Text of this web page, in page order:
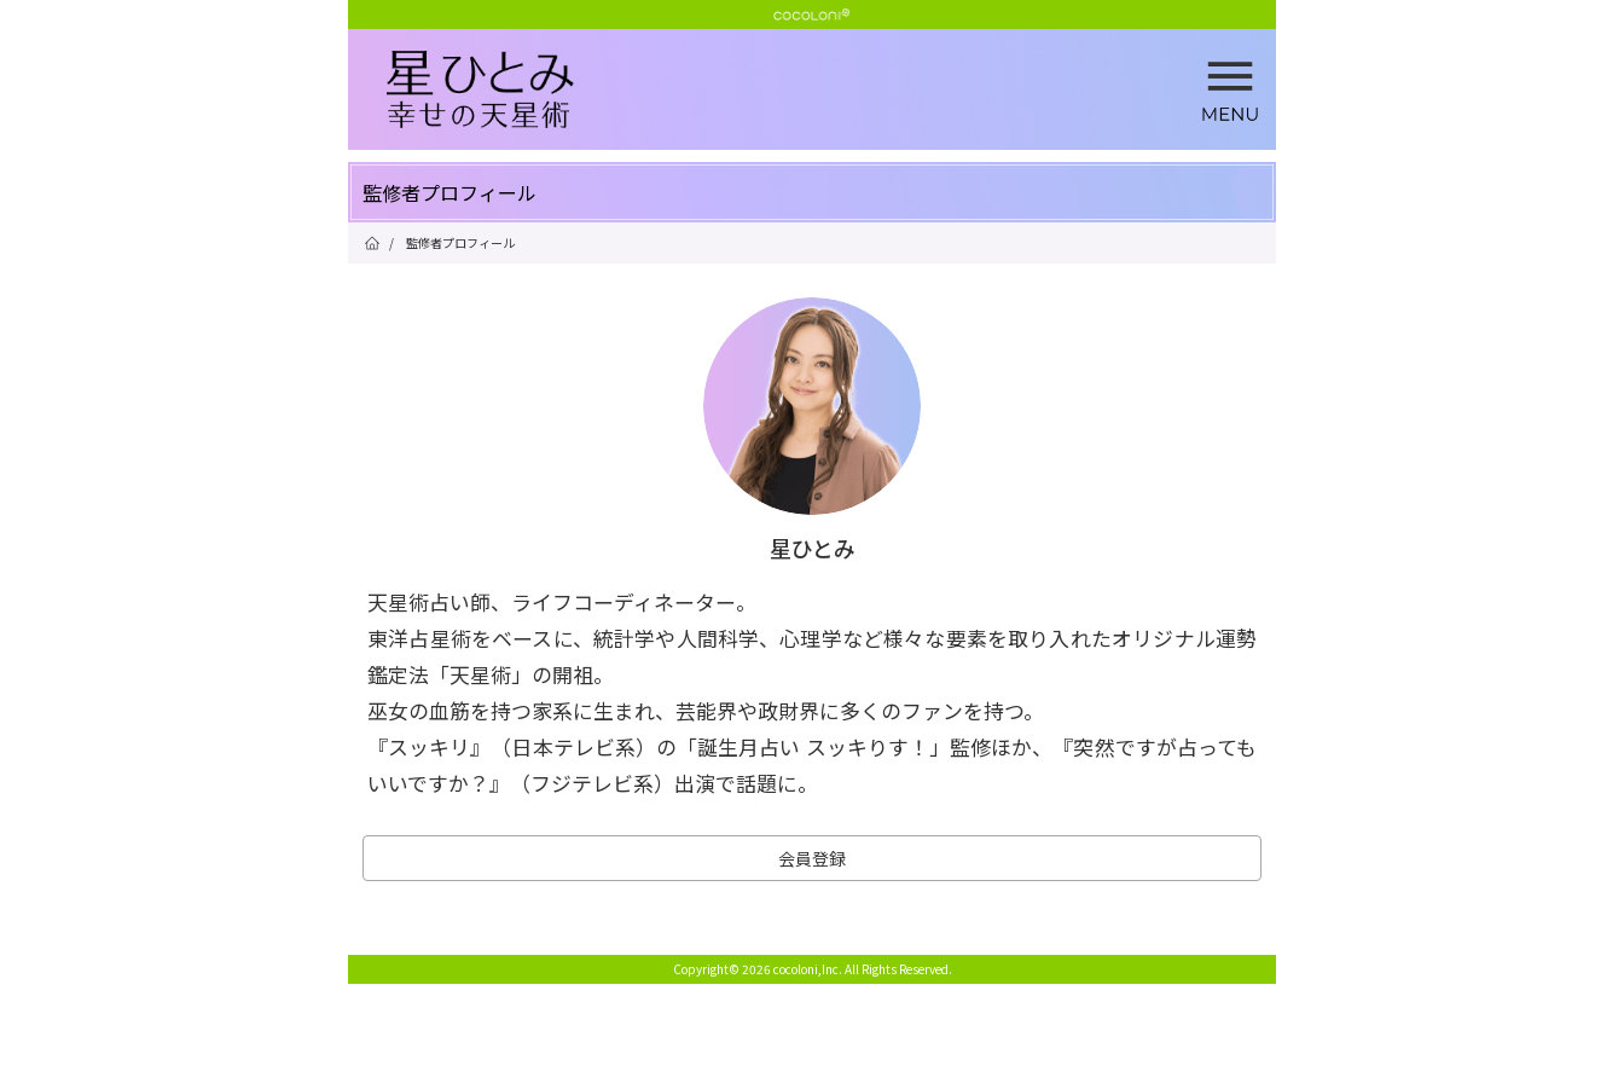
監修者プロフィール
/ 監修者プロフィール
星ひとみ
天星術占い師、ライフコーディネーター。
東洋占星術をベースに、統計学や人間科学、心理学など様々な要素を取り入れたオリジナル運勢
鑑定法「天星術」の開祖。
巫女の血筋を持つ家系に生まれ、芸能界や政財界に多くのファンを持つ。
『スッキリ』（日本テレビ系）の「誕生月占い スッキりす！」監修ほか、『突然ですが占っても
いいですか？』（フジテレビ系）出演で話題に。
会員登録
Copyright© 2026 cocoloni,Inc. All Rights Reserved.